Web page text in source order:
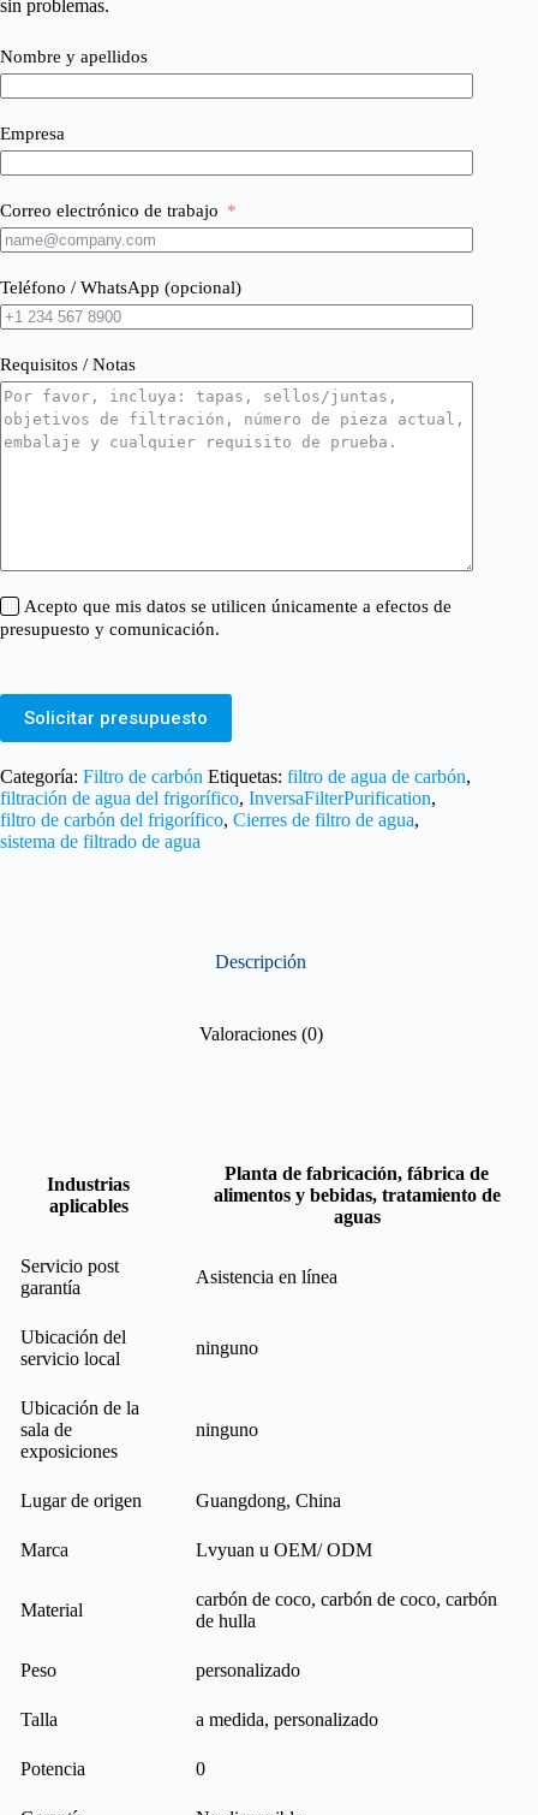
sin problemas.
Nombre y apellidos
Empresa
Correo electrónico de trabajo
Teléfono / WhatsApp (opcional)
Requisitos / Notas
Acepto que mis datos se utilicen únicamente a efectos de
presupuesto y comunicación.
Solicitar presupuesto
Categoría: Filtro de carbón Etiquetas: filtro de agua de carbón,
filtración de agua del frigorífico, InversaFilterPurification,
filtro de carbón del frigorífico, Cierres de filtro de agua,
sistema de filtrado de agua
Descripción
Valoraciones (0)
Industrias
aplicables
Planta de fabricación, fábrica de
alimentos y bebidas, tratamiento de
aguas
Servicio post
garantía
Asistencia en línea
Ubicación del
servicio local
ninguno
Ubicación de la
sala de
exposiciones
ninguno
Lugar de origen Guangdong, China
Marca Lvyuan u OEM/ ODM
Material
carbón de coco, carbón de coco, carbón
de hulla
Peso personalizado
Talla a medida, personalizado
Potencia 0